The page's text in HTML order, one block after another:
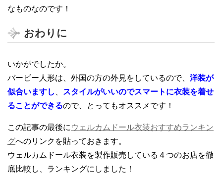
なものなのです！
おわりに
いかがでしたか。
バービー人形は、外国の方の外見をしているので、 洋装が
似合いますし
スタイルがいいのでスマートに衣装を着せ
ることができるので、とってもオススメです！
この記事の最後に ウェルカムドール衣装おすすめランキン
グへのリンクを貼っておきます。
ウェルカムドール衣装を製作販売している４つのお店を徹
底比較し、ランキングにしました！